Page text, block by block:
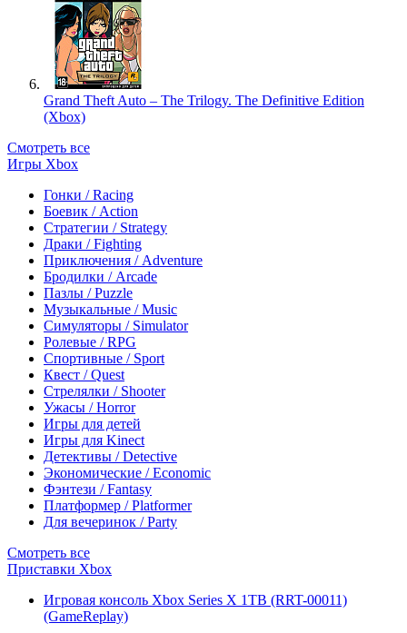
Grand Theft Auto – The Trilogy. The Definitive Edition
(Xbox)
Смотреть все
Игры Xbox
Гонки / Racing
Боевик / Action
Стратегии / Strategy
Драки / Fighting
Приключения / Adventure
Бродилки / Arcade
Пазлы / Puzzle
Музыкальные / Music
Симуляторы / Simulator
Ролевые / RPG
Спортивные / Sport
Квест / Quest
Стрелялки / Shooter
Ужасы / Horror
Игры для детей
Игры для Kinect
Детективы / Detective
Экономические / Economic
Фэнтези / Fantasy
Платформер / Platformer
Для вечеринок / Party
Смотреть все
Приставки Xbox
Игровая консоль Xbox Series X 1TB (RRT-00011)
(GameReplay)